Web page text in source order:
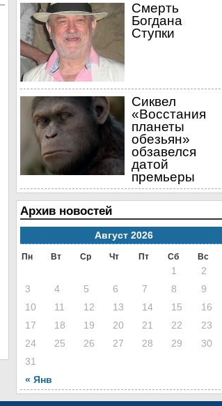
Смерть
Богдана
Ступки
Сиквел
«Восстания
планеты
обезьян»
обзавелся
датой
премьеры
Архив новостей
Август 2026
Пн Вт Ср Чт Пт Сб Вс
« Янв
1
2
3
4 5 6 7 8
9
10
11 12 13 14 15
16
17
18 19 20 21 22
23
24
25 26 27 28 29
30
31